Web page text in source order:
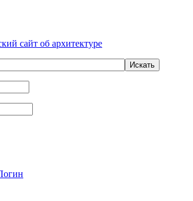
сайт об архитектуре